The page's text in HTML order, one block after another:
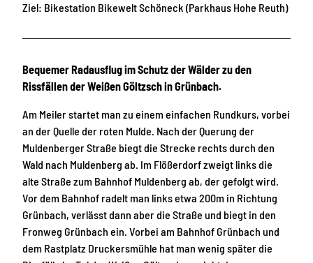
Ziel: Bikestation Bikewelt Schöneck (Parkhaus Hohe Reuth)
Bequemer Radausflug im Schutz der Wälder zu den
Rissfällen der Weißen Göltzsch in Grünbach.
Am Meiler startet man zu einem einfachen Rundkurs, vorbei
an der Quelle der roten Mulde. Nach der Querung der
Muldenberger Straße biegt die Strecke rechts durch den
Wald nach Muldenberg ab. Im Flößerdorf zweigt links die
alte Straße zum Bahnhof Muldenberg ab, der gefolgt wird.
Vor dem Bahnhof radelt man links etwa 200m in Richtung
Grünbach, verlässt dann aber die Straße und biegt in den
Fronweg Grünbach ein. Vorbei am Bahnhof Grünbach und
dem Rastplatz Druckersmühle hat man wenig später die